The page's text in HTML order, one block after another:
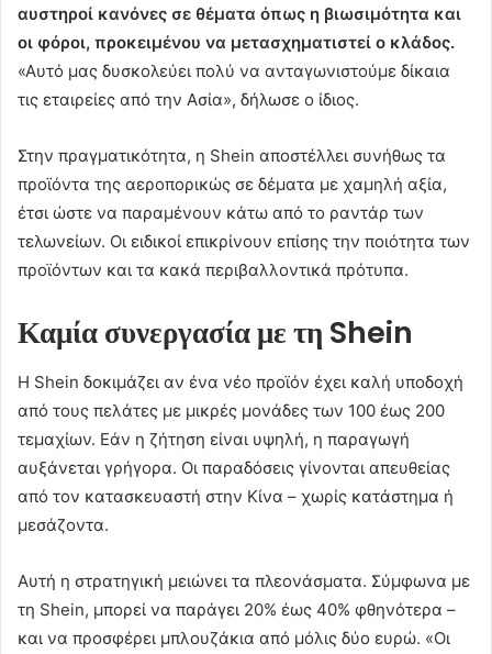
αυστηροί κανόνες σε θέματα όπως η βιωσιμότητα και
οι φόροι, προκειμένου να μετασχηματιστεί ο κλάδος.
«Αυτό μας δυσκολεύει πολύ να ανταγωνιστούμε δίκαια
τις εταιρείες από την Ασία», δήλωσε ο ίδιος.
Στην πραγματικότητα, η Shein αποστέλλει συνήθως τα
προϊόντα της αεροπορικώς σε δέματα με χαμηλή αξία,
έτσι ώστε να παραμένουν κάτω από το ραντάρ των
τελωνείων. Οι ειδικοί επικρίνουν επίσης την ποιότητα των
προϊόντων και τα κακά περιβαλλοντικά πρότυπα.
Καμία συνεργασία με τη Shein
Η Shein δοκιμάζει αν ένα νέο προϊόν έχει καλή υποδοχή
από τους πελάτες με μικρές μονάδες των 100 έως 200
τεμαχίων. Εάν η ζήτηση είναι υψηλή, η παραγωγή
αυξάνεται γρήγορα. Οι παραδόσεις γίνονται απευθείας
από τον κατασκευαστή στην Κίνα – χωρίς κατάστημα ή
μεσάζοντα.
Αυτή η στρατηγική μειώνει τα πλεονάσματα. Σύμφωνα με
τη Shein, μπορεί να παράγει 20% έως 40% φθηνότερα –
και να προσφέρει μπλουζάκια από μόλις δύο ευρώ. «Οι